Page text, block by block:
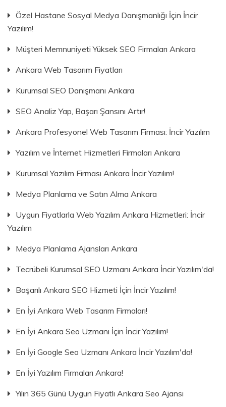
Özel Hastane Sosyal Medya Danışmanlığı İçin İncir
Yazılım!
Müşteri Memnuniyeti Yüksek SEO Firmaları Ankara
Ankara Web Tasarım Fiyatları
Kurumsal SEO Danışmanı Ankara
SEO Analiz Yap, Başarı Şansını Artır!
Ankara Profesyonel Web Tasarım Firması: İncir Yazılım
Yazılım ve İnternet Hizmetleri Firmaları Ankara
Kurumsal Yazılım Firması Ankara İncir Yazılım!
Medya Planlama ve Satın Alma Ankara
Uygun Fiyatlarla Web Yazılım Ankara Hizmetleri: İncir
Yazılım
Medya Planlama Ajansları Ankara
Tecrübeli Kurumsal SEO Uzmanı Ankara İncir Yazılım'da!
Başarılı Ankara SEO Hizmeti İçin İncir Yazılım!
En İyi Ankara Web Tasarım Firmaları!
En İyi Ankara Seo Uzmanı İçin İncir Yazılım!
En İyi Google Seo Uzmanı Ankara İncir Yazılım'da!
En İyi Yazılım Firmaları Ankara!
Yılın 365 Günü Uygun Fiyatlı Ankara Seo Ajansı